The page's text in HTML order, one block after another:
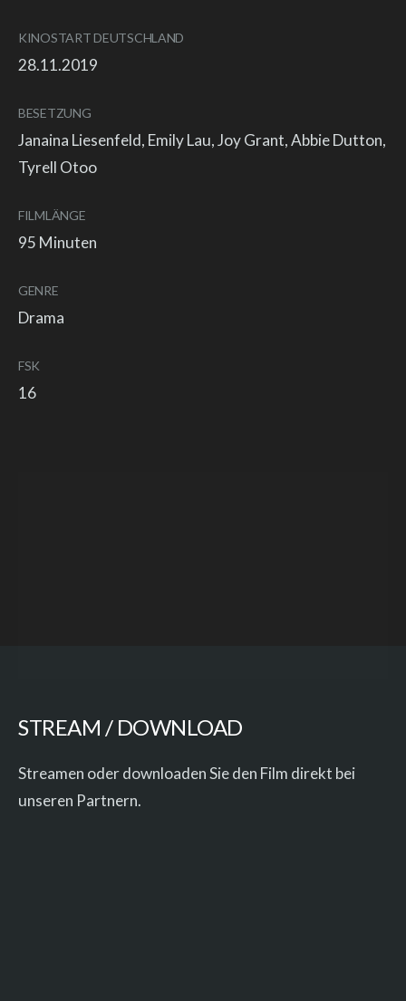
KINOSTART DEUTSCHLAND
28.11.2019
BESETZUNG
Janaina Liesenfeld, Emily Lau, Joy Grant, Abbie Dutton,
Tyrell Otoo
FILMLÄNGE
95 Minuten
GENRE
Drama
FSK
16
STREAM / DOWNLOAD
Streamen oder downloaden Sie den Film direkt bei
unseren Partnern.